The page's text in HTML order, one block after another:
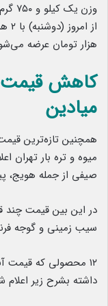
وزن
هزار تومان عرضه
میادین
همچنین تازه‌ترین
میوه و تره بار تهران
صیفی از جمله هویج،
در این بین قیمت چند
سیب زمینی و گوجه
۱۲ محصولی که قیمت
داشته بشرح زیر اعلام